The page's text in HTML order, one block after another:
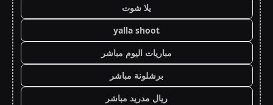
يلا شوت
yalla shoot
مباريات اليوم مباشر
برشلونة مباشر
ريال مدريد مباشر